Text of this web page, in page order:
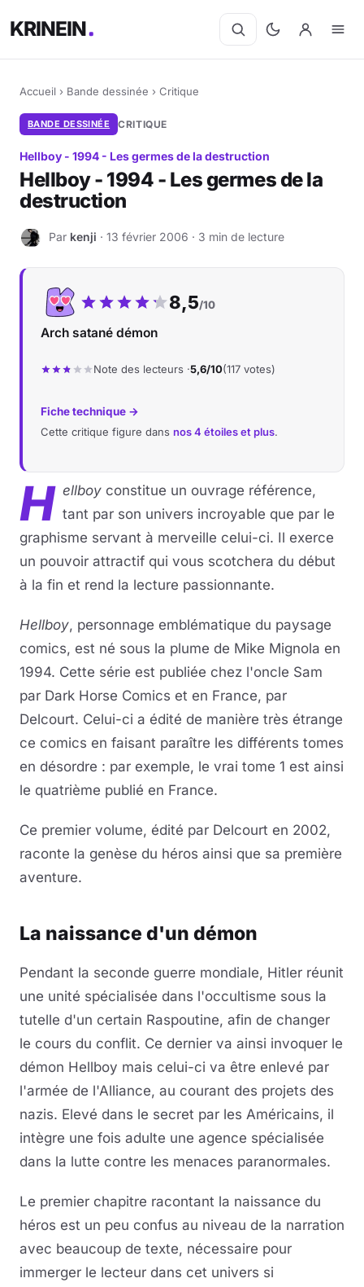
KRINEIN
Accueil › Bande dessinée › Critique
BANDE DESSINÉE CRITIQUE
Hellboy - 1994 - Les germes de la destruction
Hellboy - 1994 - Les germes de la
destruction
K Par kenji · 13 février 2006 · 3 min de lecture
Notre note :
8,5/10
Arch satané démon
Note des lecteurs ·5,6/10(117 votes)
Fiche technique →
Cette critique figure dans nos 4 étoiles et plus.
H ellboy constitue un ouvrage référence,
tant par son univers incroyable que par le
graphisme servant à merveille celui-ci. Il exerce
un pouvoir attractif qui vous scotchera du début
à la fin et rend la lecture passionnante.
Hellboy, personnage emblématique du paysage
comics, est né sous la plume de Mike Mignola en
1994. Cette série est publiée chez l'oncle Sam
par Dark Horse Comics et en France, par
Delcourt. Celui-ci a édité de manière très étrange
ce comics en faisant paraître les différents tomes
en désordre : par exemple, le vrai tome 1 est ainsi
le quatrième publié en France.
Ce premier volume, édité par Delcourt en 2002,
raconte la genèse du héros ainsi que sa première
aventure.
La naissance d'un démon
Pendant la seconde guerre mondiale, Hitler réunit
une unité spécialisée dans l'occultisme sous la
tutelle d'un certain Raspoutine, afin de changer
le cours du conflit. Ce dernier va ainsi invoquer le
démon Hellboy mais celui-ci va être enlevé par
l'armée de l'Alliance, au courant des projets des
nazis. Elevé dans le secret par les Américains, il
intègre une fois adulte une agence spécialisée
dans la lutte contre les menaces paranormales.
Le premier chapitre racontant la naissance du
héros est un peu confus au niveau de la narration
avec beaucoup de texte, nécessaire pour
immerger le lecteur dans cet univers si